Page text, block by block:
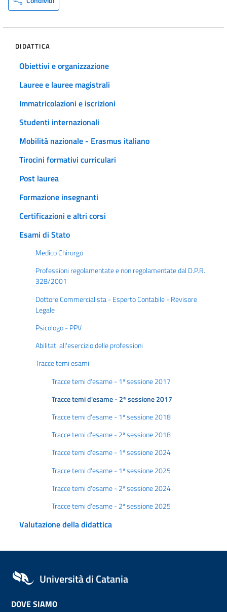
DIDATTICA
Obiettivi e organizzazione
Lauree e lauree magistrali
Immatricolazioni e iscrizioni
Studenti internazionali
Mobilità nazionale - Erasmus italiano
Tirocini formativi curriculari
Post laurea
Formazione insegnanti
Certificazioni e altri corsi
Esami di Stato
Medico Chirurgo
Professioni regolamentate e non regolamentate dal D.P.R.
328/2001
Dottore Commercialista - Esperto Contabile - Revisore
Legale
Psicologo - PPV
Abilitati all'esercizio delle professioni
Tracce temi esami
Tracce temi d'esame - 1ª sessione 2017
Tracce temi d'esame - 2ª sessione 2017
Tracce temi d'esame - 1ª sessione 2018
Tracce temi d'esame - 2ª sessione 2018
Tracce temi d'esame - 1ª sessione 2024
Tracce temi d'esame - 1ª sessione 2025
Tracce temi d'esame - 2ª sessione 2024
Tracce temi d'esame - 2ª sessione 2025
Valutazione della didattica
Università di Catania
DOVE SIAMO